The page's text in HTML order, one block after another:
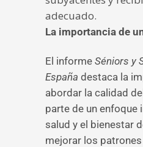
adecuado.
La importancia de
El informe Séniors y
España destaca la
abordar la calidad
parte de un enfoque
salud y el bienestar
mejorar los